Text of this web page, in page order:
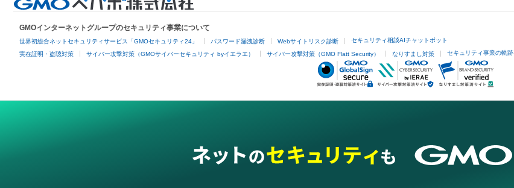
GMOインターネットグループのセキュリティ事業について
世界初総合ネットセキュリティサービス「GMOセキュリティ24」 パスワード漏洩診断 Webサイトリスク診断 セキュリティ相談AIチャットボット
実在証明・盗聴対策 サイバー攻撃対策（GMOサイバーセキュリティ byイエラエ） サイバー攻撃対策（GMO Flatt Security） なりすまし対策 セキュリティ事業の軌跡